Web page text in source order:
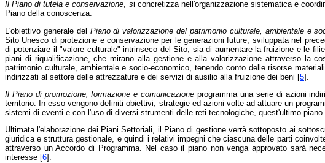
Il Piano di tutela e conservazione, si concretizza nell'organizzazione sistematica e
Piano della conoscenza.
L'obiettivo generale del Piano di valorizzazione del patrimonio culturale, ambientale e
Sito Unesco di protezione e conservazione per le generazioni future, sviluppata nel
di potenziare il "valore culturale" intrinseco del Sito, sia di aumentare la fruizione e le
piani di riqualificazione, che mirano alla gestione e alla valorizzazione attraverso la
patrimonio culturale, ambientale e socio-economico, tenendo conto delle risorse
indirizzati al settore delle attrezzature e dei servizi di ausilio alla fruizione dei beni [5].
Il Piano di promozione, formazione e comunicazione programma una serie di azioni
territorio. In esso vengono definiti obiettivi, strategie ed azioni volte ad attuare un
sistemi di eventi e con l'uso di diversi strumenti delle reti tecnologiche, quest'ultimo
Ultimata l'elaborazione dei Piani Settoriali, il Piano di gestione verrà sottoposto ai
giuridica e struttura gestionale, e quindi i relativi impegni che ciascuna delle parti
attraverso un Accordo di Programma. Nel caso il piano non venga approvato sarà
interesse [6].